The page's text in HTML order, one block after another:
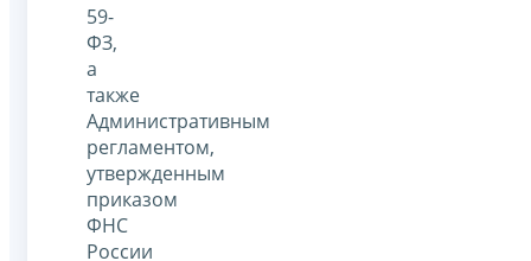
59-
ФЗ,
а
также
Административным
регламентом,
утвержденным
приказом
ФНС
России